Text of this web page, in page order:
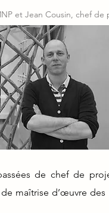
et Jean Cousin, chef de
de chef de
maîtrise d’œuvre des